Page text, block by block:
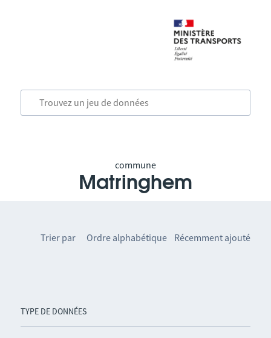
commune
Matringhem
TYPE DE DONNÉES
Trier par Ordre alphabétique Récemment ajouté